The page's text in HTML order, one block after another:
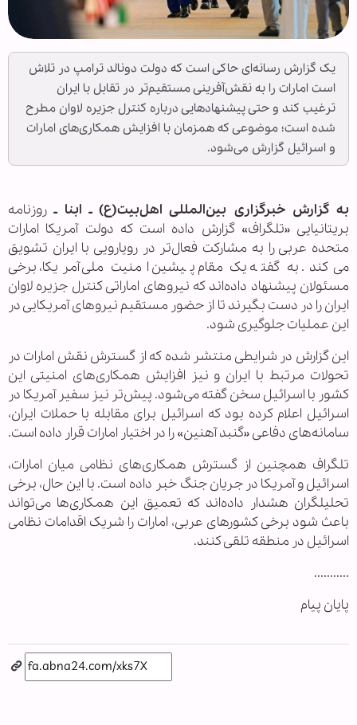
یک گزارش رسانه‌ای حاکی است که دولت دونالد ترامپ در تلاش
است امارات را به نقش‌آفرینی مستقیم‌تر در تقابل با ایران
ترغیب کند و حتی پیشنهادهایی درباره کنترل جزیره لاوان مطرح
شده است؛ موضوعی که همزمان با افزایش همکاری‌های امارات
و اسرائیل گزارش می‌شود.
به گزارش خبرگزاری بین‌المللی اهل‌بیت(ع) ـ ابنا ـ روزنامه
بریتانیایی «تلگراف» گزارش داده است که دولت آمریکا امارات
متحده عربی را به مشارکت فعال‌تر در رویارویی با ایران تشویق
می‌کند. به گفته یک مقام پیشین امنیت ملی آمریکا، برخی
مسئولان پیشنهاد داده‌اند که نیروهای اماراتی کنترل جزیره لاوان
ایران را در دست بگیرند تا از حضور مستقیم نیروهای آمریکایی در
این عملیات جلوگیری شود.
این گزارش در شرایطی منتشر شده که از گسترش نقش امارات در
تحولات مرتبط با ایران و نیز افزایش همکاری‌های امنیتی این
کشور با اسرائیل سخن گفته می‌شود. پیش‌تر نیز سفیر آمریکا در
اسرائیل اعلام کرده بود که اسرائیل برای مقابله با حملات ایران،
سامانه‌های دفاعی «گنبد آهنین» را در اختیار امارات قرار داده است.
تلگراف همچنین از گسترش همکاری‌های نظامی میان امارات،
اسرائیل و آمریکا در جریان جنگ خبر داده است. با این حال، برخی
تحلیلگران هشدار داده‌اند که تعمیق این همکاری‌ها می‌تواند
باعث شود برخی کشورهای عربی، امارات را شریک اقدامات نظامی
اسرائیل در منطقه تلقی کنند.
...........
پایان پیام